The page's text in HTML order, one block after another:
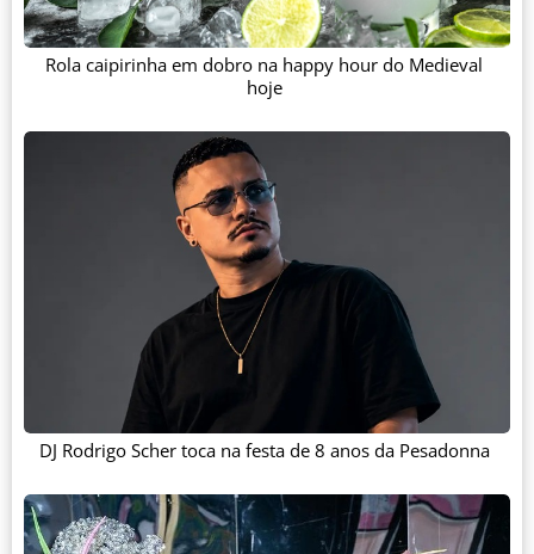
Rola caipirinha em dobro na happy hour do Medieval
hoje
DJ Rodrigo Scher toca na festa de 8 anos da Pesadonna